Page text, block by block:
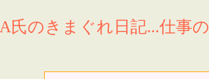
A氏のきまぐれ日記...仕事